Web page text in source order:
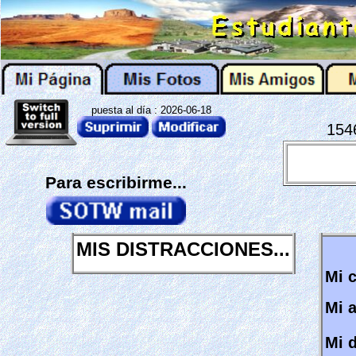
puesta al día : 2026-06-18
Para escribirme...
MIS DISTRACCIONES...
Mi
Mi
Mi